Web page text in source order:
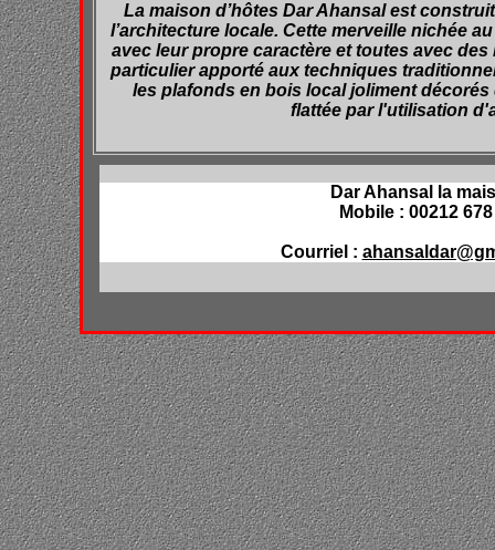
La maison d’hôtes Dar Ahansal est
l’architecture locale. Cette merveille nichée
avec leur propre caractère et toutes avec
particulier apporté aux techniques
les plafonds en bois local joliment
flattée par l'utilisation
Dar Ahansal la
Mobile : 00212
Courriel :